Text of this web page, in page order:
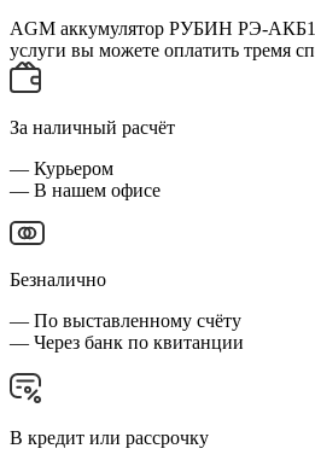
AGM аккумулятор РУБИН РЭ-
услуги вы можете оплатить тремя
За наличный расчёт
— Курьером
— В нашем офисе
Безналично
— По выставленному счёту
— Через банк по квитанции
В кредит или рассрочку